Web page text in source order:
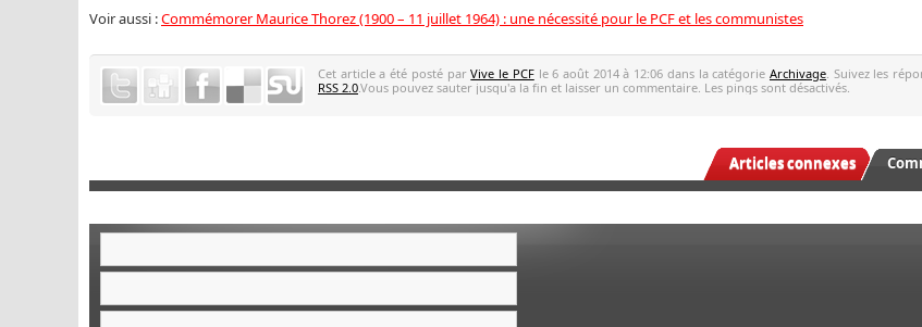
Voir aussi :Commémorer Maurice Thorez (1900 – 11 juillet 1964) : une nécessité pour le PCF et les communistes
Cet article a été posté parVive le PCFle 6 août 2014 à 12:06 dans la catégorie Archivage. Suivez les
RSS 2.0.Vous pouvez sauter jusqu'a la fin et laisser un commentaire. Les pings sont désactivés.
Articles connexes